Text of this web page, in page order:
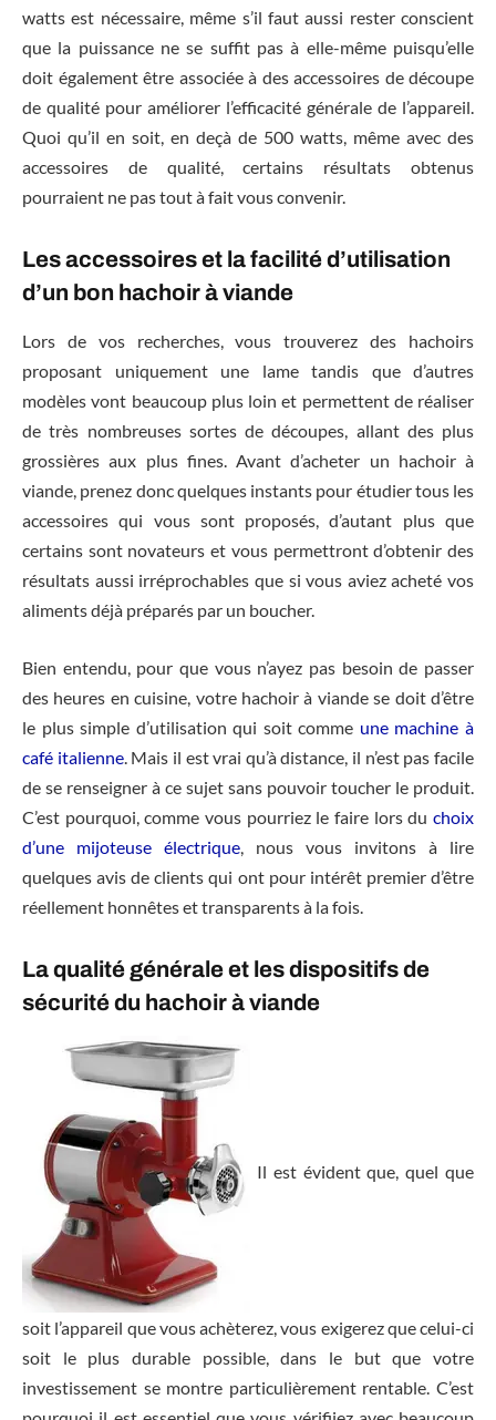
watts est nécessaire, même s’il faut aussi rester conscient
que la puissance ne se suffit pas à elle-même puisqu’elle
doit également être associée à des accessoires de découpe
de qualité pour améliorer l’efficacité générale de l’appareil.
Quoi qu’il en soit, en deçà de 500 watts, même avec des
accessoires de qualité, certains résultats obtenus
pourraient ne pas tout à fait vous convenir.
Les accessoires et la facilité d’utilisation
d’un bon hachoir à viande
Lors de vos recherches, vous trouverez des hachoirs
proposant uniquement une lame tandis que d’autres
modèles vont beaucoup plus loin et permettent de réaliser
de très nombreuses sortes de découpes, allant des plus
grossières aux plus fines. Avant d’acheter un hachoir à
viande, prenez donc quelques instants pour étudier tous les
accessoires qui vous sont proposés, d’autant plus que
certains sont novateurs et vous permettront d’obtenir des
résultats aussi irréprochables que si vous aviez acheté vos
aliments déjà préparés par un boucher.
Bien entendu, pour que vous n’ayez pas besoin de passer
des heures en cuisine, votre hachoir à viande se doit d’être
le plus simple d’utilisation qui soit comme une machine à
café italienne. Mais il est vrai qu’à distance, il n’est pas facile
de se renseigner à ce sujet sans pouvoir toucher le produit.
C’est pourquoi, comme vous pourriez le faire lors du choix
d’une mijoteuse électrique, nous vous invitons à lire
quelques avis de clients qui ont pour intérêt premier d’être
réellement honnêtes et transparents à la fois.
La qualité générale et les dispositifs de
sécurité du hachoir à viande
Il est évident que, quel que
soit l’appareil que vous achèterez, vous exigerez que celui-ci
soit le plus durable possible, dans le but que votre
investissement se montre particulièrement rentable. C’est